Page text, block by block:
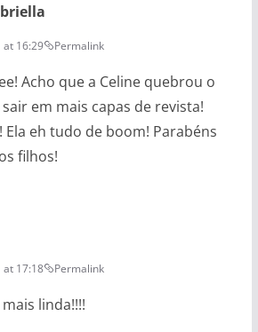
16:29 Permalink
Acho que a Celine quebrou o
em mais capas de revista!
Ela eh tudo de boom! Parabéns
filhos!
17:18 Permalink
linda!!!!